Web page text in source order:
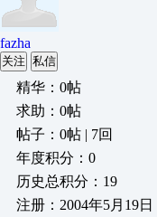
fazha
关注 私信
精华：0帖
求助：0帖
帖子：0帖 | 7回
年度积分：0
历史总积分：19
注册：2004年5月19日